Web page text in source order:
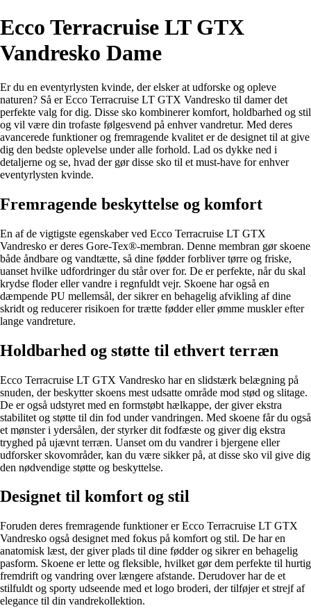
Ecco Terracruise LT GTX
Vandresko Dame
Er du en eventyrlysten kvinde, der elsker at udforske og opleve
naturen? Så er Ecco Terracruise LT GTX Vandresko til damer det
perfekte valg for dig. Disse sko kombinerer komfort, holdbarhed og stil
og vil være din trofaste følgesvend på enhver vandretur. Med deres
avancerede funktioner og fremragende kvalitet er de designet til at give
dig den bedste oplevelse under alle forhold. Lad os dykke ned i
detaljerne og se, hvad der gør disse sko til et must-have for enhver
eventyrlysten kvinde.
Fremragende beskyttelse og komfort
En af de vigtigste egenskaber ved Ecco Terracruise LT GTX
Vandresko er deres Gore-Tex®-membran. Denne membran gør skoene
både åndbare og vandtætte, så dine fødder forbliver tørre og friske,
uanset hvilke udfordringer du står over for. De er perfekte, når du skal
krydse floder eller vandre i regnfuldt vejr. Skoene har også en
dæmpende PU mellemsål, der sikrer en behagelig afvikling af dine
skridt og reducerer risikoen for trætte fødder eller ømme muskler efter
lange vandreture.
Holdbarhed og støtte til ethvert terræn
Ecco Terracruise LT GTX Vandresko har en slidstærk belægning på
snuden, der beskytter skoens mest udsatte område mod stød og slitage.
De er også udstyret med en formstøbt hælkappe, der giver ekstra
stabilitet og støtte til din fod under vandringen. Med skoene får du også
et mønster i ydersålen, der styrker dit fodfæste og giver dig ekstra
tryghed på ujævnt terræn. Uanset om du vandrer i bjergene eller
udforsker skovområder, kan du være sikker på, at disse sko vil give dig
den nødvendige støtte og beskyttelse.
Designet til komfort og stil
Foruden deres fremragende funktioner er Ecco Terracruise LT GTX
Vandresko også designet med fokus på komfort og stil. De har en
anatomisk læst, der giver plads til dine fødder og sikrer en behagelig
pasform. Skoene er lette og fleksible, hvilket gør dem perfekte til hurtig
fremdrift og vandring over længere afstande. Derudover har de et
stilfuldt og sporty udseende med et logo broderi, der tilføjer et strejf af
elegance til din vandrekollektion.